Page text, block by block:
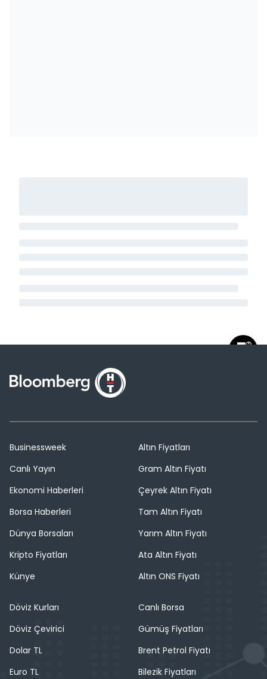
Businessweek
Canlı Yayın
Ekonomi Haberleri
Borsa Haberleri
Dünya Borsaları
Kripto Fiyatları
Künye
Altın Fiyatları
Gram Altın Fiyatı
Çeyrek Altın Fiyatı
Tam Altın Fiyatı
Yarım Altın Fiyatı
Ata Altın Fiyatı
Altın ONS Fiyatı
Döviz Kurları
Döviz Çevirici
Dolar TL
Euro TL
Canlı Borsa
Gümüş Fiyatları
Brent Petrol Fiyatı
Bilezik Fiyatları